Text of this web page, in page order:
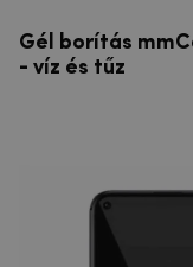
Gél borítás
- víz és tűz